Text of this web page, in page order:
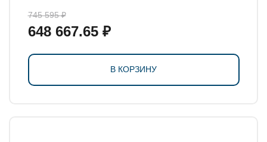
745 595 ₽
648 667.65 ₽
В КОРЗИНУ